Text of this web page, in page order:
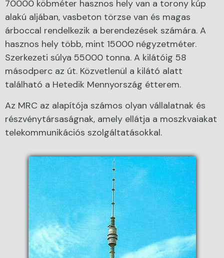
70000 köbméter hasznos hely van a torony kúp
alakú aljában, vasbeton törzse van és magas
árboccal rendelkezik a berendezések számára. A
hasznos hely több, mint 15000 négyzetméter.
Szerkezeti súlya 55000 tonna. A kilátóig 58
másodperc az út. Közvetlenül a kilátó alatt
található a Hetedik Mennyország étterem.
Az MRC az alapítója számos olyan vállalatnak és
részvénytársaságnak, amely ellátja a moszkvaiakat
telekommunikációs szolgáltatásokkal.